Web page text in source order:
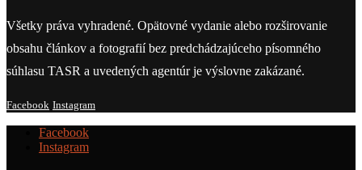
Všetky práva vyhradené. Opätovné vydanie alebo rozširovanie
obsahu článkov a fotografií bez predchádzajúceho písomného
súhlasu TASR a uvedených agentúr je výslovne zakázané.
Facebook Instagram
Facebook
Instagram